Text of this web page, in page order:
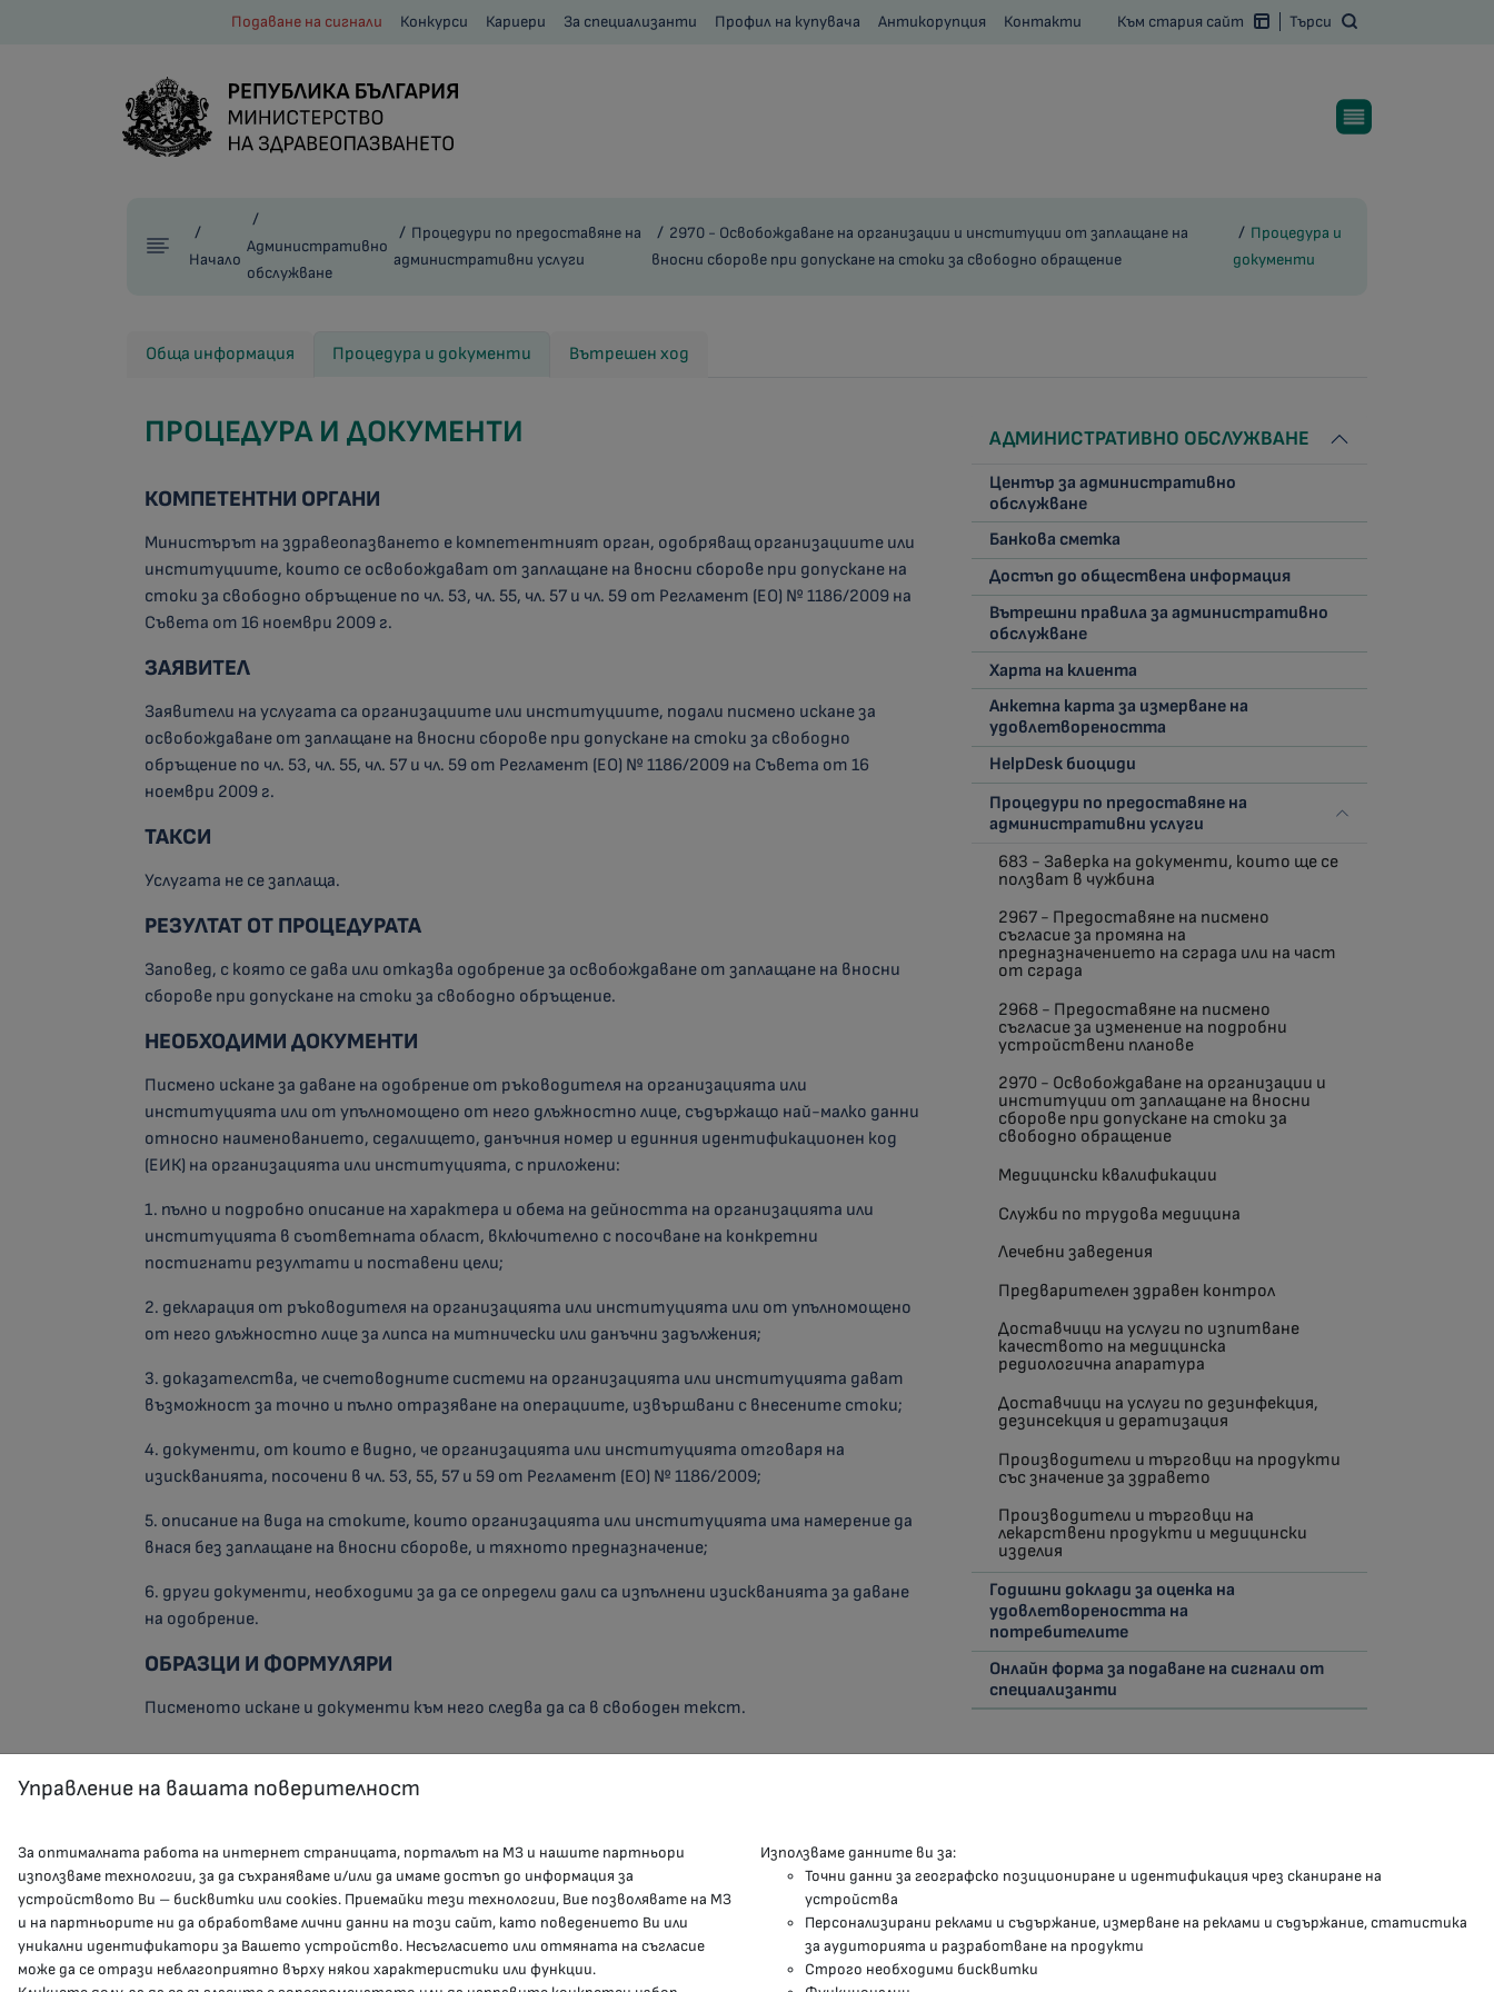
Подаване на сигнали Конкурси Кариери За специализанти Профил на купувача Антикорупция Контакти Към стария сайт Търси
Начало
Административно
обслужване
Процедури по предоставяне на
административни услуги
2970 - Освобождаване на организации и институции от заплащане на
вносни сборове при допускане на стоки за свободно обращение
Процедура и
документи
Обща информация Процедура и документи Вътрешен ход
ПРОЦЕДУРА И ДОКУМЕНТИ
КОМПЕТЕНТНИ ОРГАНИ
Министърът на здравеопазването е компетентният орган, одобряващ организациите или
институциите, които се освобождават от заплащане на вносни сборове при допускане на
стоки за свободно обръщение по чл. 53, чл. 55, чл. 57 и чл. 59 от Регламент (ЕО) № 1186/2009 на
Съвета от 16 ноември 2009 г.
ЗАЯВИТЕЛ
Заявители на услугата са организациите или институциите, подали писмено искане за
освобождаване от заплащане на вносни сборове при допускане на стоки за свободно
обръщение по чл. 53, чл. 55, чл. 57 и чл. 59 от Регламент (ЕО) № 1186/2009 на Съвета от 16
ноември 2009 г.
ТАКСИ
Услугата не се заплаща.
РЕЗУЛТАТ ОТ ПРОЦЕДУРАТА
Заповед, с която се дава или отказва одобрение за освобождаване от заплащане на вносни
сборове при допускане на стоки за свободно обръщение.
НЕОБХОДИМИ ДОКУМЕНТИ
Писмено искане за даване на одобрение от ръководителя на организацията или
институцията или от упълномощено от него длъжностно лице, съдържащо най-малко данни
относно наименованието, седалището, данъчния номер и единния идентификационен код
(ЕИК) на организацията или институцията, с приложени:
1. пълно и подробно описание на характера и обема на дейността на организацията или
институцията в съответната област, включително с посочване на конкретни
постигнати резултати и поставени цели;
2. декларация от ръководителя на организацията или институцията или от упълномощено
от него длъжностно лице за липса на митнически или данъчни задължения;
3. доказателства, че счетоводните системи на организацията или институцията дават
възможност за точно и пълно отразяване на операциите, извършвани с внесените стоки;
4. документи, от които е видно, че организацията или институцията отговаря на
изискванията, посочени в чл. 53, 55, 57 и 59 от Регламент (ЕО) № 1186/2009;
5. описание на вида на стоките, които организацията или институцията има намерение да
внася без заплащане на вносни сборове, и тяхното предназначение;
6. други документи, необходими за да се определи дали са изпълнени изискванията за даване
на одобрение.
ОБРАЗЦИ И ФОРМУЛЯРИ
Писменото искане и документи към него следва да са в свободен текст.
АДМИНИСТРАТИВНО ОБСЛУЖВАНЕ
Център за административно
обслужване
Банкова сметка
Достъп до обществена информация
Вътрешни правила за административно
обслужване
Харта на клиента
Анкетна карта за измерване на
удовлетвореността
HelpDesk биоциди
Процедури по предоставяне на
административни услуги
683 - Заверка на документи, които ще се
ползват в чужбина
2967 - Предоставяне на писмено
съгласие за промяна на
предназначението на сграда или на част
от сграда
2968 - Предоставяне на писмено
съгласие за изменение на подробни
устройствени планове
2970 - Освобождаване на организации и
институции от заплащане на вносни
сборове при допускане на стоки за
свободно обращение
Медицински квалификации
Служби по трудова медицина
Лечебни заведения
Предварителен здравен контрол
Доставчици на услуги по изпитване
качеството на медицинска
редиологична апаратура
Доставчици на услуги по дезинфекция,
дезинсекция и дератизация
Производители и търговци на продукти
със значение за здравето
Производители и търговци на
лекарствени продукти и медицински
изделия
Годишни доклади за оценка на
удовлетвореността на
потребителите
Онлайн форма за подаване на сигнали от
специализанти
гр.София, 1000, пл. „Света Неделя“ №5
delovodstvo@mh.government.bg
presscenter@mh.government.bg
Instragram профил
Управление на вашата поверителност
За оптималната работа на интернет страницата, порталът на МЗ и нашите партньори
използваме технологии, за да съхраняваме и/или да имаме достъп до информация за
устройството Ви – бисквитки или cookies. Приемайки тези технологии, Вие позволявате на МЗ
и на партньорите ни да обработваме лични данни на този сайт, като поведението Ви или
уникални идентификатори за Вашето устройство. Несъгласието или отмяната на съгласие
може да се отрази неблагоприятно върху някои характеристики или функции.
Използваме данните ви за:
Точни данни за географско позициониране и идентификация чрез сканиране на
устройства
Персонализирани реклами и съдържание, измерване на реклами и съдържание, статистика
за аудиторията и разработване на продукти
Строго необходими бисквитки